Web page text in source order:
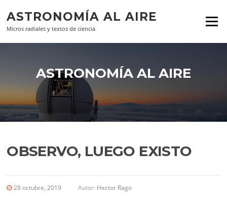
ASTRONOMÍA AL AIRE
Micros radiales y textos de ciencia
Menú
ASTRONOMÍA AL AIRE
OBSERVO, LUEGO EXISTO
28 octubre, 2019 Autor: Hector Rago